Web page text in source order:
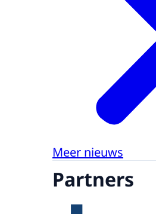
Meer nieuws
Partners